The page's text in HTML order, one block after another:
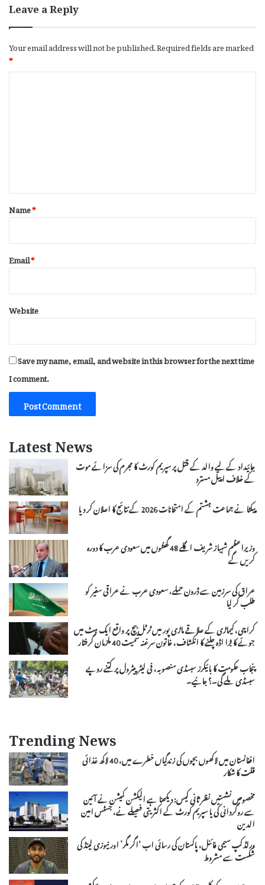
Leave a Reply
Your email address will not be published.Required fields are marked
*
*
Name*
Email*
Website
Save my name, email, and website in this browser for the next time
I comment.
Latest News
جائیداد کے لیے والد کے قتل پر سپریم کورٹ کا مجرم کی سزائے موت
کے خلاف اپیل مسترد
پیکٹا نے جماعت ہشتم کے امتحانات 2026 کے نتائج کا اعلان کر دیا
وزیراعظم شہباز شریف اگلے 48 گھنٹوں میں سعودی عرب کا دورہ
کریں گے
عراق کی سرزمین سے ڈرون حملے، سعودی عرب نے عراقی سفیر کو
طلب کر لیا
کراچی، کیماڑی کے علاقے ماڑی پور میں ٹرٹل بیچ پر واقع ایک ہٹ میں
جوئے کا بڑا اڈہ چلنے کا انکشاف، خاتون سرغنہ سمیت 40 ملزمان گرفتار
پنجاب حکومت کا بائیکرز سبسڈی منصوبہ، فی لیٹر پیٹرول پر کتنے روپے
سبسڈی ملے گی۔؟ جانیے۔
Trending News
افغانستان میں لاکھوں بچوں کی زندگیاں خطرے میں، 40 لاکھ غذائی
قلت کا شکار
مخصوص نشستیں نظر ثانی کیس: دیکھنا ہے الیکشن کمیشن نے آئین
سے روگردانی کی یا سپریم کورٹ کے اکثریتی فیصلے نے، جسٹس امین
الدین
ورلڈ کپ سیمی فائنل، پاکستان کی رسائی اب ‘اگر مگر’ اور نیوزی لینڈ کی
شکست سے مشروط